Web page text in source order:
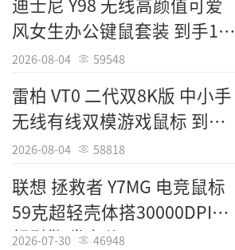
风女生办公键鼠套装 到手119
元
2026-08-04 59548
雷柏 VT0 二代双8K版 中小手
无线有线双模游戏鼠标 到手
209元
2026-08-04 58818
联想 拯救者 Y7MG 电竞鼠标
59克超轻壳体搭30000DPI旗
舰引擎 发布价499元
2026-07-30 46948